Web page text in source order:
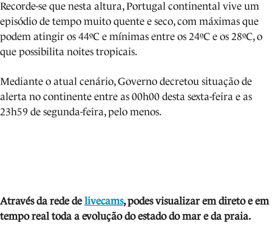
Recorde-se que nesta altura, Portugal continental vive um
episódio de tempo muito quente e seco, com máximas que
podem atingir os 44ºC e mínimas entre os 24ºC e os 28ºC, o
que possibilita noites tropicais.
Mediante o atual cenário, Governo decretou situação de
alerta no continente entre as 00h00 desta sexta-feira e as
23h59 de segunda-feira, pelo menos.
Através da rede delivecams, podes visualizar em direto e em
tempo real toda a evolução do estado do mar e da praia.